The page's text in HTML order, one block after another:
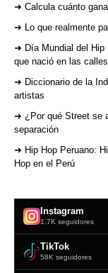
➜ Calcula cuánto
➜ Lo que realmente
➜ Día Mundial del Hip
que nació en las
➜ Diccionario de la
artistas
➜ ¿Por qué Street se
separación
➜ Hip Hop Peruano:
Hop en el Perú
Instagram
1.7K seguidores
TikTok
58K seguidores